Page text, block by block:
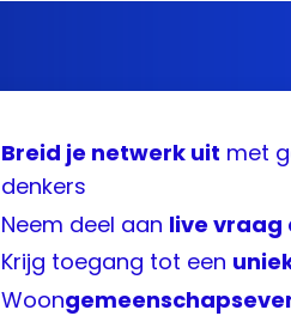
Breid je netwerk uit met
denkers
Neem deel aan live vraag
Krijg toegang tot een
Woon